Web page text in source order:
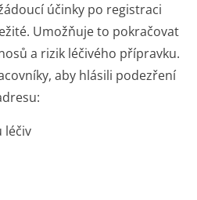
účinky po registraci
Umožňuje to pokračovat
a rizik léčivého přípravku.
aby hlásili podezření
léčiv